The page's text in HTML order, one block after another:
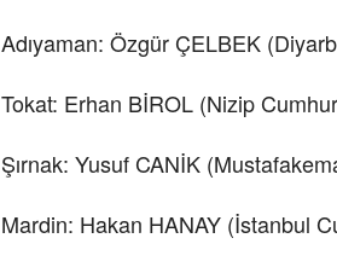
Adıyaman: Özgür ÇELBEK
Tokat: Erhan BİROL (Nizip
Şırnak: Yusuf CANİK
Mardin: Hakan HANAY (İstanbul